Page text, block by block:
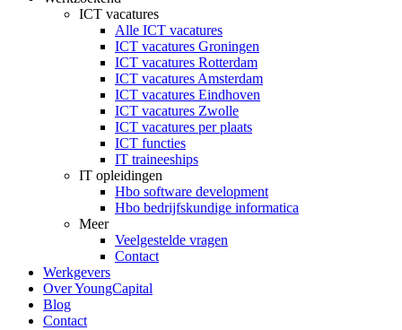
ICT vacatures
Alle ICT vacatures
ICT vacatures Groningen
ICT vacatures Rotterdam
ICT vacatures Amsterdam
ICT vacatures Eindhoven
ICT vacatures Zwolle
ICT vacatures per plaats
ICT functies
IT traineeships
IT opleidingen
Hbo software development
Hbo bedrijfskundige informatica
Meer
Veelgestelde vragen
Contact
Werkgevers
Over YoungCapital
Blog
Contact